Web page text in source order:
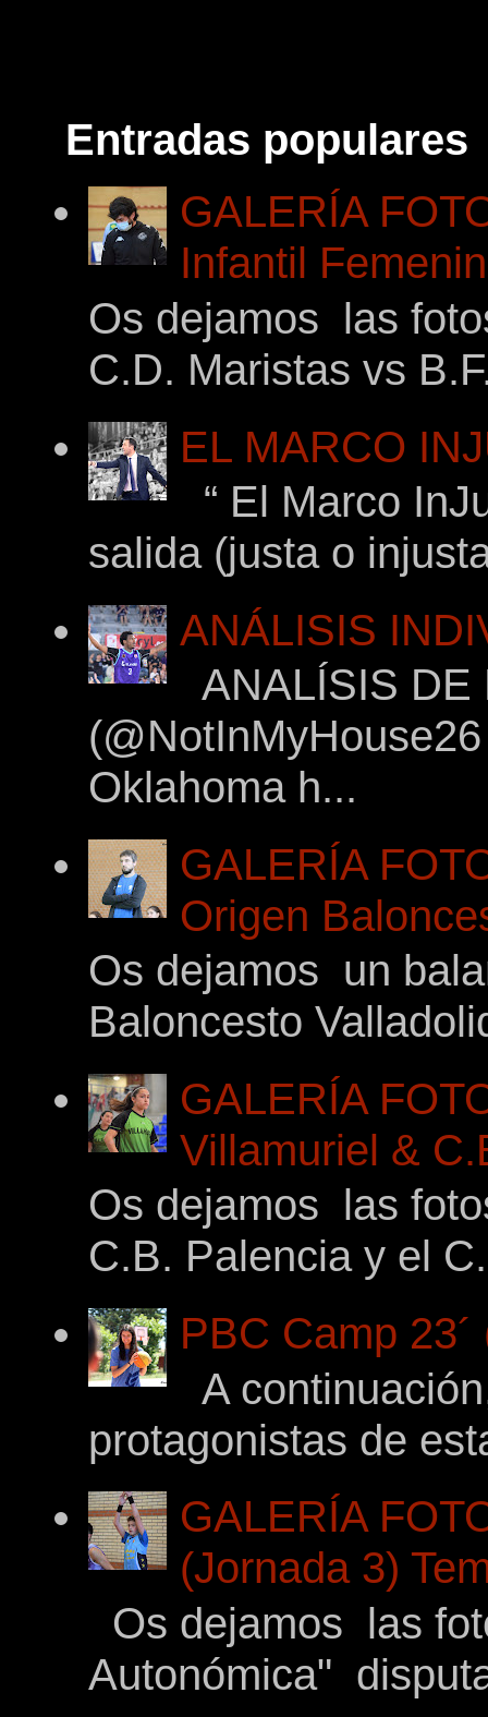
Entradas populares
GALERÍA
Infantil
Os dejamos las
C.D. Maristas vs
EL MARCO
“ El Marco
salida (justa o
ANÁLISIS
ANALÍSIS DE
Oklahoma h...
GALERÍA
Origen
Os dejamos un
Baloncesto
GALERÍA
Villamuriel &
Os dejamos las
C.B. Palencia y el
PBC Camp
A
protagonistas de
GALERÍA
(Jornada 3)
Os dejamos las
Autonómica"